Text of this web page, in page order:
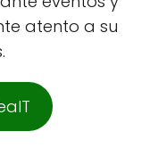
atento a su